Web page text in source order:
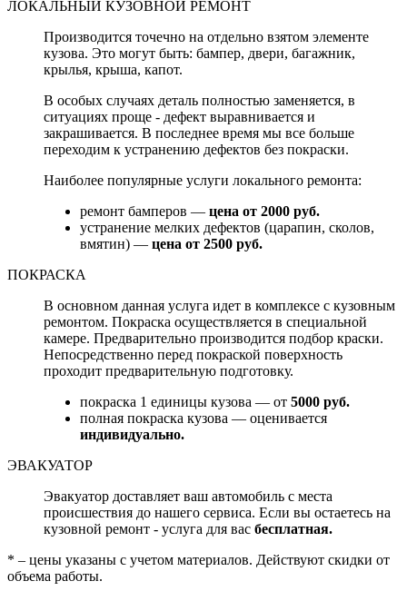
ЛОКАЛЬНЫЙ КУЗОВНОЙ РЕМОНТ
Производится точечно на отдельно взятом элементе
кузова. Это могут быть: бампер, двери, багажник,
крылья, крыша, капот.
В особых случаях деталь полностью заменяется, в
ситуациях проще - дефект выравнивается и
закрашивается. В последнее время мы все больше
переходим к устранению дефектов без покраски.
Наиболее популярные услуги локального ремонта:
ремонт бамперов — цена от 2000 руб.
устранение мелких дефектов (царапин, сколов,
вмятин) — цена от 2500 руб.
ПОКРАСКА
В основном данная услуга идет в комплексе с кузовным
ремонтом. Покраска осуществляется в специальной
камере. Предварительно производится подбор краски.
Непосредственно перед покраской поверхность
проходит предварительную подготовку.
покраска 1 единицы кузова — от 5000 руб.
полная покраска кузова — оценивается
индивидуально.
ЭВАКУАТОР
Эвакуатор доставляет ваш автомобиль с места
происшествия до нашего сервиса. Если вы остаетесь на
кузовной ремонт - услуга для вас бесплатная.
* – цены указаны с учетом материалов. Действуют скидки от
объема работы.